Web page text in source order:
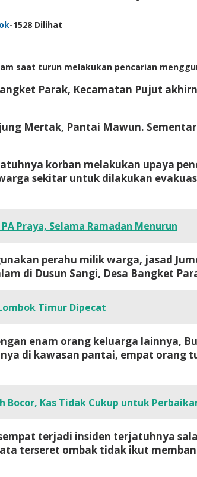
-1528 Dilihat
saat turun melakukan pencarian
Parak, Kecamatan Pujut
Mertak, Pantai Mawun.
korban melakukan upaya
sekitar untuk dilakukan
Praya, Selama Ramadan Menurun
perahu milik warga, jasad
di Dusun Sangi, Desa Bangket
Timur Dipecat
enam orang keluarga lainnya,
di kawasan pantai, empat
Bocor, Kas Tidak Cukup untuk
terjadi insiden terjatuhnya
terseret ombak tidak ikut